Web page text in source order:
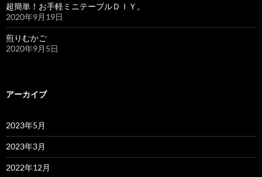
超簡単！お手軽ミニテーブルＤＩＹ。
2020年9月19日
煎りむかご
2020年9月5日
アーカイブ
2023年5月
2023年3月
2022年12月